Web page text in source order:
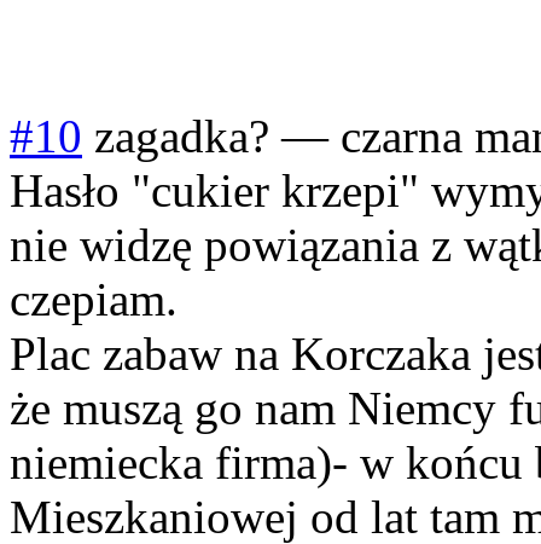
#10 zagadka? — czarna
Hasło "cukier krzepi"
nie widzę powiązania z
czepiam.
Plac zabaw na Korczaka
że muszą go nam Niemcy
niemiecka firma)- w końcu
Mieszkaniowej od lat tam